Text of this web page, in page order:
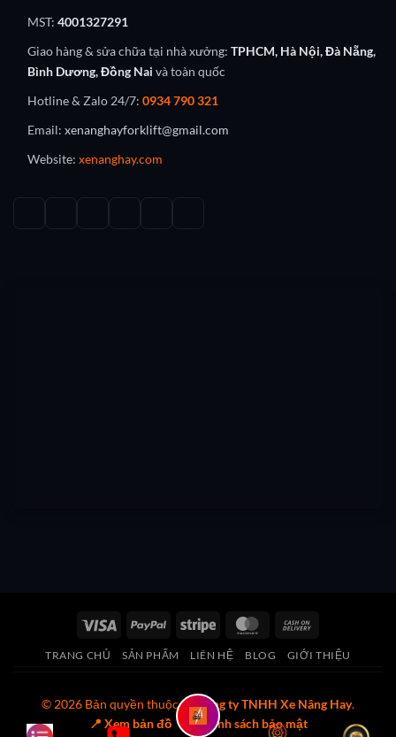
MST: 4001327291
Giao hàng & sửa chữa tại nhà xưởng: TPHCM, Hà Nội, Đà Nẵng,
Bình Dương, Đồng Nai và toàn quốc
Hotline & Zalo 24/7: 0934 790 321
Email: xenanghayforklift@gmail.com
Website: xenanghay.com
Visa PayPal Stripe MasterCard
Delivery
TRANG CHỦ SẢN PHẨM LIÊN HỆ BLOG GIỚI THIỆU
© 2026 Bản quyền thuộc vềCông ty TNHH Xe Nâng Hay.
📍 Xem bản đồ
🔒 Chính sách bảo mật